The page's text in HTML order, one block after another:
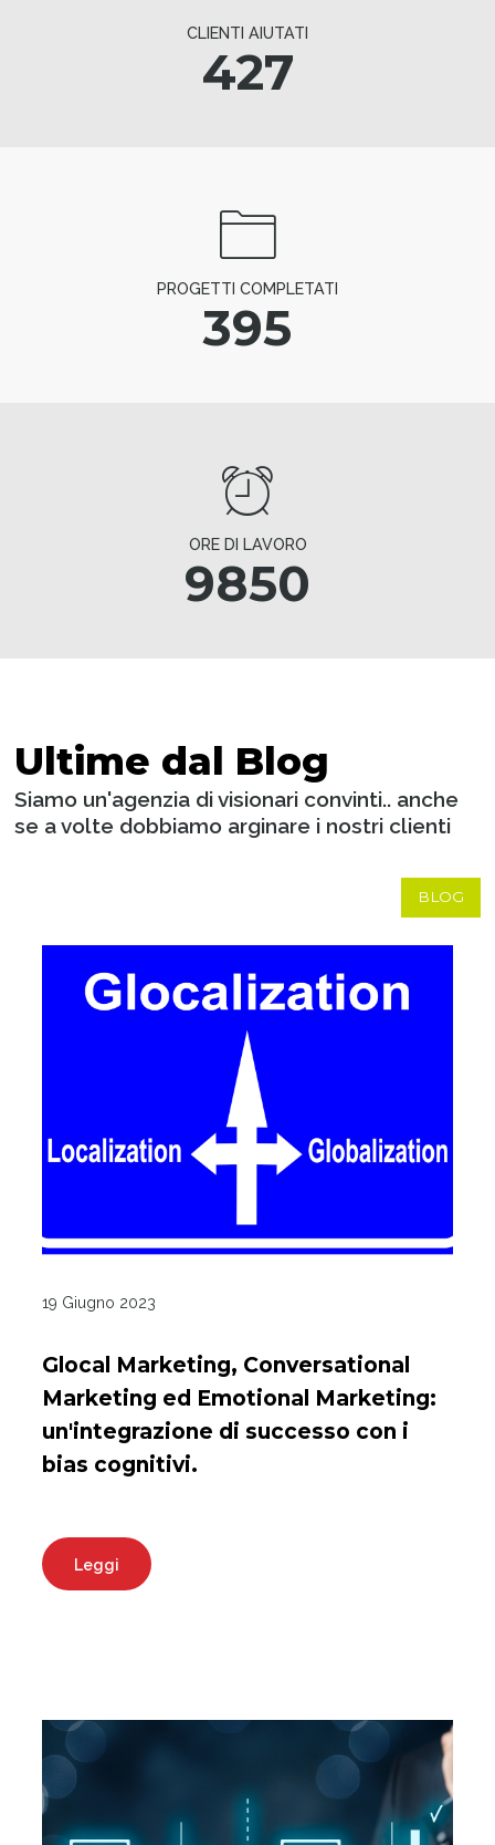
CLIENTI AIUTATI
427
PROGETTI COMPLETATI
395
ORE DI LAVORO
9850
Ultime dal Blog
Siamo un'agenzia di visionari convinti.. anche
se a volte dobbiamo arginare i nostri clienti
BLOG
19 Giugno 2023
Glocal Marketing, Conversational
Marketing ed Emotional Marketing:
un'integrazione di successo con i
bias cognitivi.
Leggi